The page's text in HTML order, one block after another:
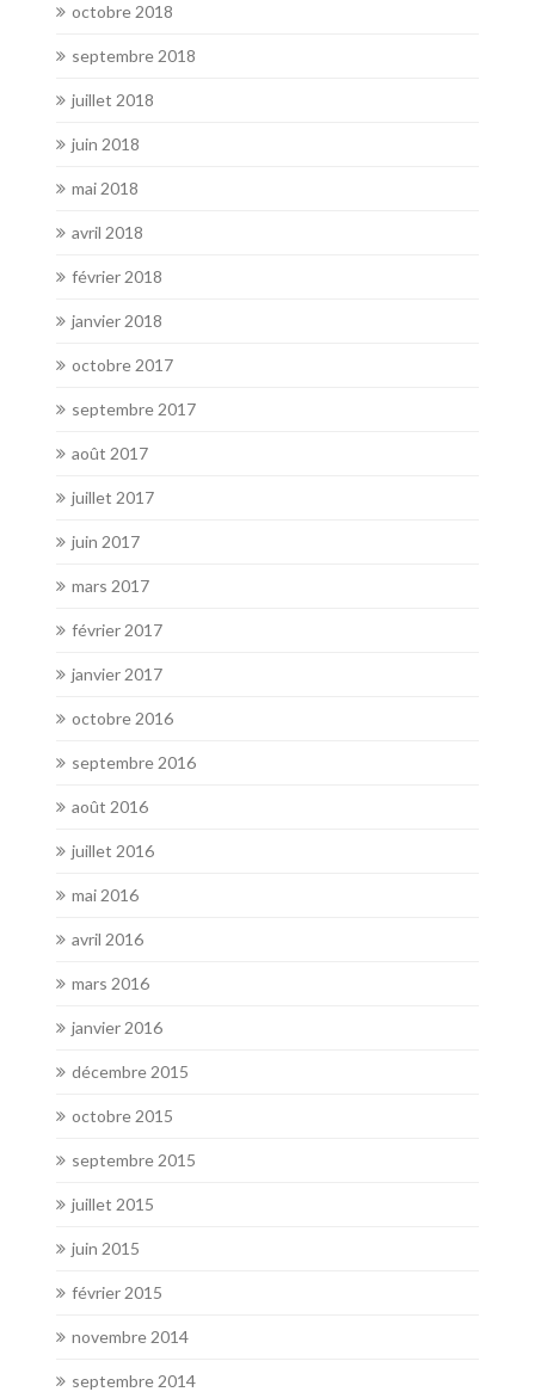
octobre 2018
septembre 2018
juillet 2018
juin 2018
mai 2018
avril 2018
février 2018
janvier 2018
octobre 2017
septembre 2017
août 2017
juillet 2017
juin 2017
mars 2017
février 2017
janvier 2017
octobre 2016
septembre 2016
août 2016
juillet 2016
mai 2016
avril 2016
mars 2016
janvier 2016
décembre 2015
octobre 2015
septembre 2015
juillet 2015
juin 2015
février 2015
novembre 2014
septembre 2014